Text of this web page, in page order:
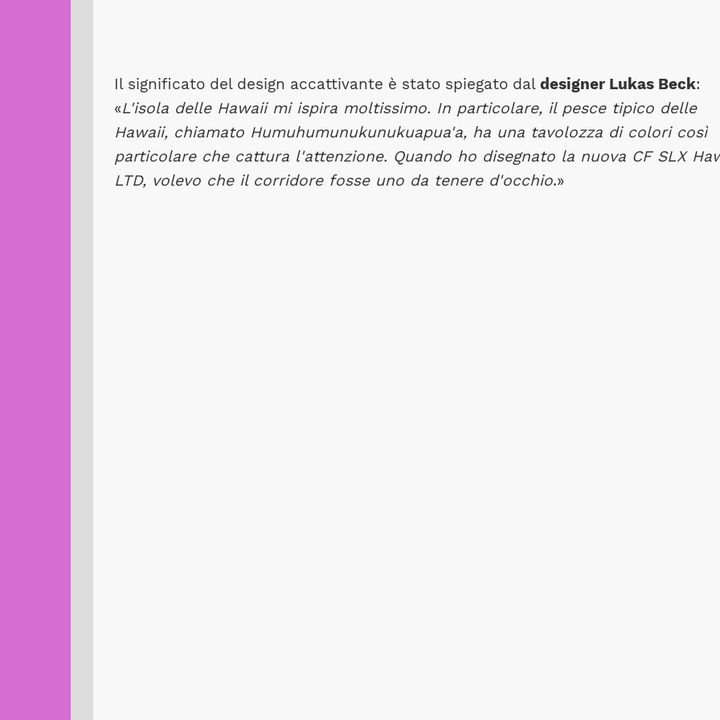
Il significato del design accattivante è stato spiegato dal designer Lukas Beck:
«L'isola delle Hawaii mi ispira moltissimo. In particolare, il pesce tipico delle
Hawaii, chiamato Humuhumunukunukuapua'a, ha una tavolozza di colori così
particolare che cattura l'attenzione. Quando ho disegnato la nuova CF SLX
LTD, volevo che il corridore fosse uno da tenere d'occhio.»